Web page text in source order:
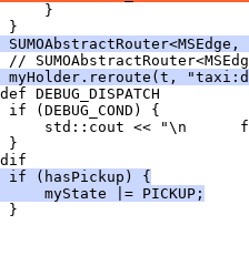
}
}
//
myHolder.reroute(t,
DEBUG_DISPATCH
if (DEBUG_COND) {
std::cout << "\n
}
if (hasPickup) {
myState |= PICKUP;
}